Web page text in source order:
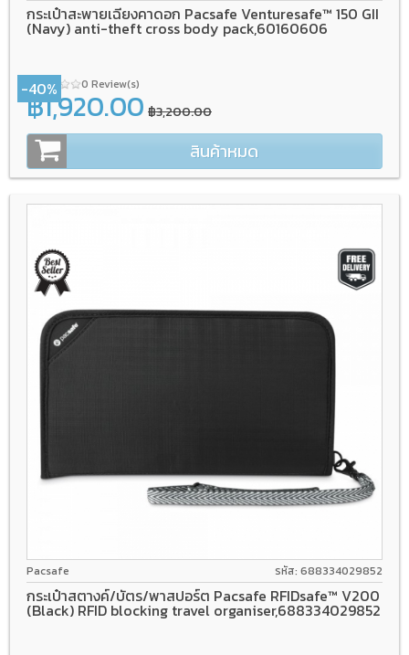
กระเป๋าสะพายเฉียงคาดอก Pacsafe Venturesafe™ 150 GII
(Navy) anti-theft cross body pack,60160606
0 Review(s)
-40%
฿1,920.00 ฿3,200.00
สินค้าหมด
Pacsafe รหัส: 688334029852
กระเป๋าสตางค์/บัตร/พาสปอร์ต Pacsafe RFIDsafe™ V200
(Black) RFID blocking travel organiser,688334029852